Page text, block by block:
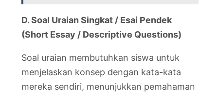
D. Soal Uraian Singkat / Esai Pendek
(Short Essay / Descriptive Questions)
Soal uraian membutuhkan siswa untuk
menjelaskan konsep dengan kata-kata
mereka sendiri, menunjukkan pemahaman